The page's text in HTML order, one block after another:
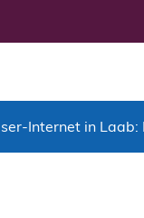
Internet in